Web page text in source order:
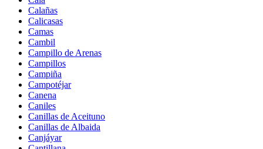
Calañas
Calicasas
Camas
Cambil
Campillo de Arenas
Campillos
Campiña
Campotéjar
Canena
Caniles
Canillas de Aceituno
Canillas de Albaida
Canjáyar